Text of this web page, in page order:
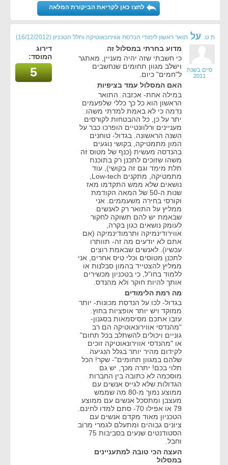
לחצו כאן לקריאת הביקורת המלאה
ת ט. על תואר ראשון לימודי הנדסת אווירונאוטיקה וחלל הטכניון (16/12/2012)
סיים בשנת
2011
מדוע בחרתי במסלול זה
כי חשבתי שזה יהיה מעניין, מאתגר
וישלב מגוון תחומים שנחשבים
ל"חמים" כיום.
האם המסלול עמד בציפיות
במילה אחת- אכזבה. התואר
הראשון הוא כל כך כללי שלפעמים
נדמה כי לא באמת למדתי משהו.
יתר על כן, כל ההבטחות לקורסים
מעניינים ורלוונטיים הופרכו כבר על
השנה הראשונה. בגדול- טוחנים
המון מתמטיקה, בקושי נוגעים
בהנדסה מעשית (כנף של מטוס זה
משהו שזוכים לתכנן רק בתוכנת
תלת מימד וגם זה בקושי), עוד
נושאים שלא ממש התקדמו מאז
שנות ה-50 של המאה הקודמת
וקורסי בחירה משעממים. אני
ממליץ על התואר רק לאנשים
שבאמת יש להם תשוקה לחקור
לעומק נושאים כגון בקרה,
אווירודינמיקה ותרמודינמיקה (אם
אתם לא יודעים מה זה- תוותרו
עכשיו). לאנשים שבאמת רוצים
לתכנן מטוסים וכלי טיס אחרים, אני
ממליץ להצטייד בהמון סבלנות או
ללמוד בחו"ל, כי בטכניון מכשירים
אותך להיות חוקר ולא מהנדס.
מה רמת הלימודים
בגדול- לכו על הנדסת מכונות- יותר
ממוקד ויש יותר אופציות בחוץ.
עזבו אתכם מסיסמאות בסגנון-
"מהנדסי אווירונאוטיקה הם רב
גוניים ויכולים להשתלב בכל תחום"
או "מהנדסי אווירונאוטיקה זוכים
לקידום מהיר יותר בגלל הנגיעה
שלהם במגוון תחומים"- שקר! הכל
תלוי בכם! יתרה מכך, יש גם
מוסכמה לא כתובה בין החברות
הגדולות שלא לגייס אנשים עם
ממוצע נמוך מ-80 מה שממש
מעצבן ומתסכל אנשים עם ממוצע
79 או אפילו 70- סתם למדו לחינם.
הטכניון מאוד מקדם אנשים עם
ציונים גבוהים ומתעלם לגמרי מרוב
הסטודנטים שנעים בסביבות 75
וחבל.
העצה הכי טובה למתעניינים
במסלול
דירוג
המוסד:
5